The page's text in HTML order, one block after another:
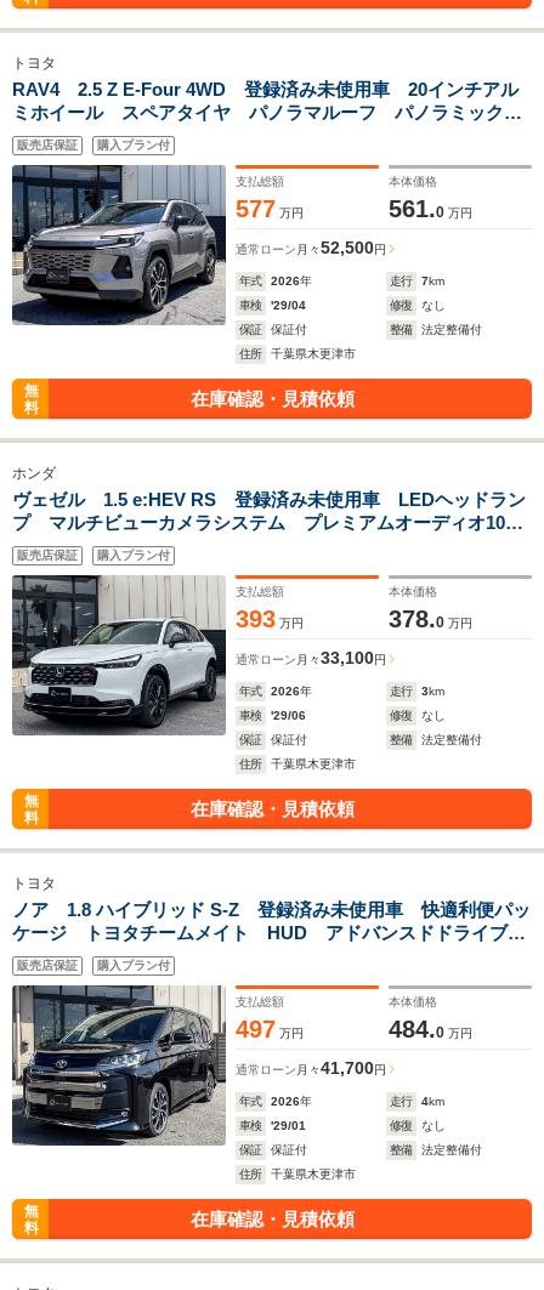
トヨタ
RAV4 2.5 Z E-Four 4WD 登録済み未使用車 20インチアル
ミホイール スペアタイヤ パノラマルーフ パノラミックビ
ューモニター アドバンスドドライブ ETC2.0 BSM
Bluetoothオーディオ ディスプレイオーディオ
販売店保証 購入プラン付
支払総額
577 万円
本体価格
561.0 万円
通常ローン 月々52,500円
年式 2026年 走行 7km
車検
'29/04 修復
なし
保証
保証付 整備
法定整備付
住所
千葉県木更津市
無
料
在庫確認・見積依頼
ホンダ
ヴェゼル 1.5 e:HEV RS 登録済み未使用車 LEDヘッドラン
プ マルチビューカメラシステム プレミアムオーディオ10ス
ピーカー ETC2.0 パワーバックドア フルセグTV
Bluetoothオーディオ シートヒーター
販売店保証 購入プラン付
支払総額
393 万円
本体価格
378.0 万円
通常ローン 月々33,100円
年式 2026年 走行 3km
車検
'29/06 修復
なし
保証
保証付 整備
法定整備付
住所
千葉県木更津市
無
料
在庫確認・見積依頼
トヨタ
ノア 1.8 ハイブリッド S-Z 登録済み未使用車 快適利便パッ
ケージ トヨタチームメイト HUD アドバンスドドライブ
ユニバーサルステップ LEDヘッドランプオートレベリング
デジタルインナーミラー PVM BSM ETC2.0
販売店保証 購入プラン付
支払総額
497 万円
本体価格
484.0 万円
通常ローン 月々41,700円
年式 2026年 走行 4km
車検
'29/01 修復
なし
保証
保証付 整備
法定整備付
住所
千葉県木更津市
無
料
在庫確認・見積依頼